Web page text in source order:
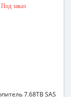
Под заказ